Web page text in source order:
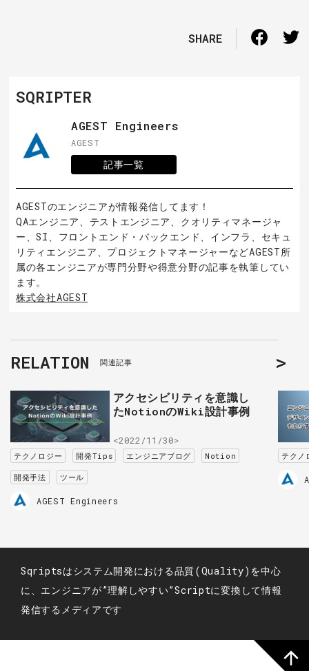
SHARE
SQRIPTER
AGEST Engineers
AGEST
記事一覧
AGESTのエンジニアが情報発信してます！
QAエンジニア、テストエンジニア、クオリティマネージャ
ー、SI、フロントエンド・バックエンド、インフラ、セキュ
リティエンジニア、プロジェクトマネージャーなどAGEST所
属の各エンジニアが専門分野や得意分野の記事を執筆してい
ます。
株式会社AGEST
RELATION 関連記事
アクセシビリティを意識し
たNotionのWiki設計事例
<2022/11/30>
テクノロジー 開発Tips エンジニアブログ Notion
開発手法 ツール
AGEST Engineers
テクノ
Sqriptsはシステム開発における品質(Quality)を中心
に、エンジニアが”理解しやすい”Scriptに変換して情報
発信するメディアです